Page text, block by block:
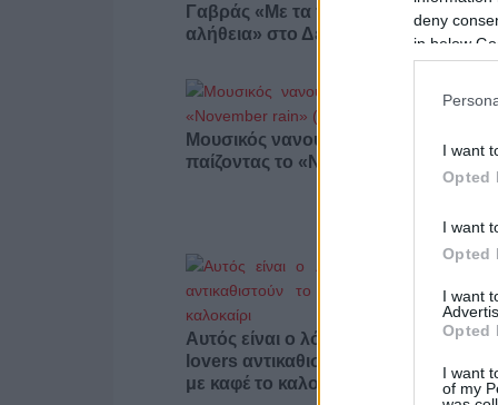
deny
in below
I want
Opted
I want
Opted
I want
Opted
I want
of my
Γαβράς «Με τα πόδια μέχρι την
αλήθεια» στο Δεύτερο Πρόγραμμα
Μουσικός νανουρίζει λιοντάρια
παίζοντας το «November rain»
Αυτός είναι ο λόγος που οι beauty
lovers αντικαθιστούν το μαύρο
με καφέ το καλοκαίρι